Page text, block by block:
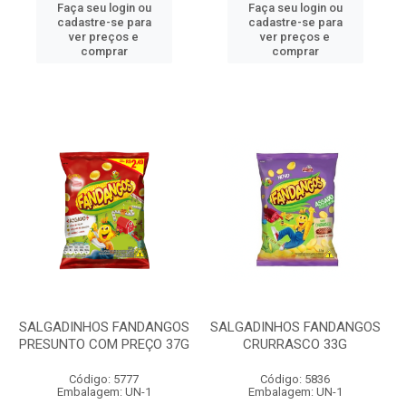
Faça seu login ou
cadastre-se para
ver preços e
comprar
Faça seu login ou
cadastre-se para
ver preços e
comprar
SALGADINHOS FANDANGOS
PRESUNTO COM PREÇO 37G
Código: 5777
Embalagem: UN-1
SALGADINHOS FANDANGOS
CRURRASCO 33G
Código: 5836
Embalagem: UN-1